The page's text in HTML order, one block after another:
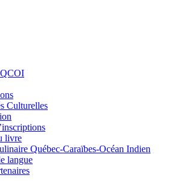
Culturelles
livre
Québec-Caraïbes-Océan Indien
langue